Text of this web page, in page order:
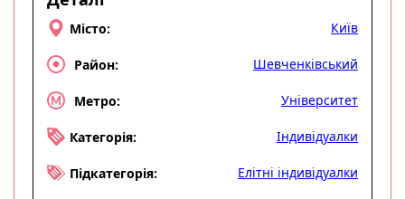
Місто: Київ
Район: Шевченківський
Метро: Університет
Категорія: Індивідуалки
Підкатегорія: Елітні індивідуалки